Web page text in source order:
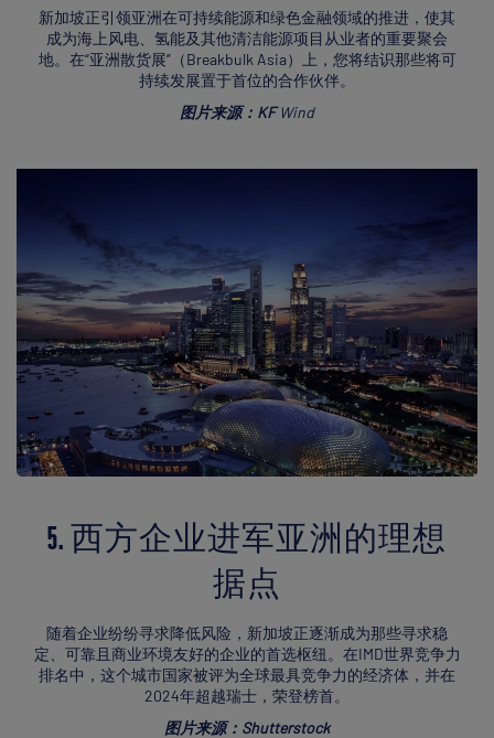
新加坡正引领亚洲在可持续能源和绿色金融领域的推进，使其
成为海上风电、氢能及其他清洁能源项目从业者的重要聚会
地。在“亚洲散货展”（Breakbulk Asia）上，您将结识那些将可
持续发展置于首位的合作伙伴。
图片来源：KFWind
5. 西方企业进军亚洲的理想
据点
随着企业纷纷寻求降低风险，新加坡正逐渐成为那些寻求稳
定、可靠且商业环境友好的企业的首选枢纽。在IMD世界竞争力
排名中，这个城市国家被评为全球最具竞争力的经济体，并在
2024年超越瑞士，荣登榜首。
图片来源：Shutterstock